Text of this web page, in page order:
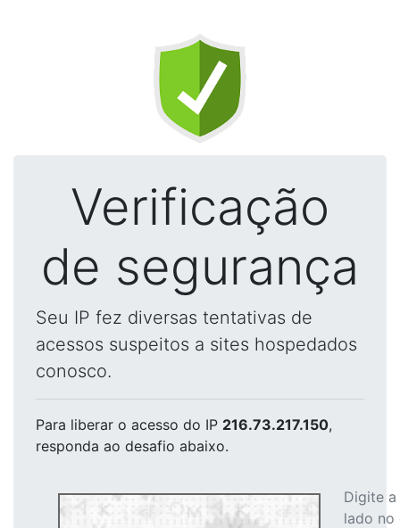
Verificação
de segurança
Seu IP fez diversas tentativas de
acessos suspeitos a sites hospedados
conosco.
Para liberar o acesso do IP 216.73.217.150,
responda ao desafio abaixo.
Digite
lado no